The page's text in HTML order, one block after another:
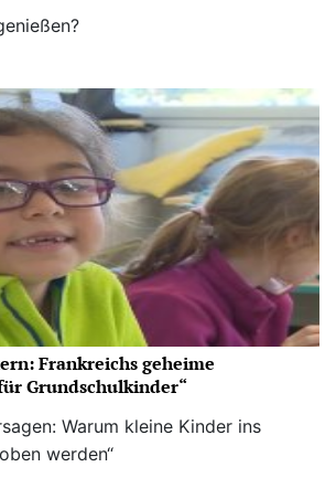
Frankreichs geheime
Grundschulkinder“
Warum kleine Kinder ins
werden“